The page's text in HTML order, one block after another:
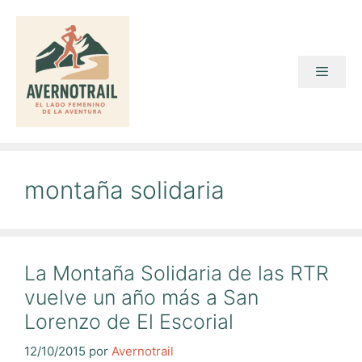
contenido
montaña solidaria
La Montaña Solidaria de las RTR
vuelve un año más a San
Lorenzo de El Escorial
12/10/2015 por Avernotrail